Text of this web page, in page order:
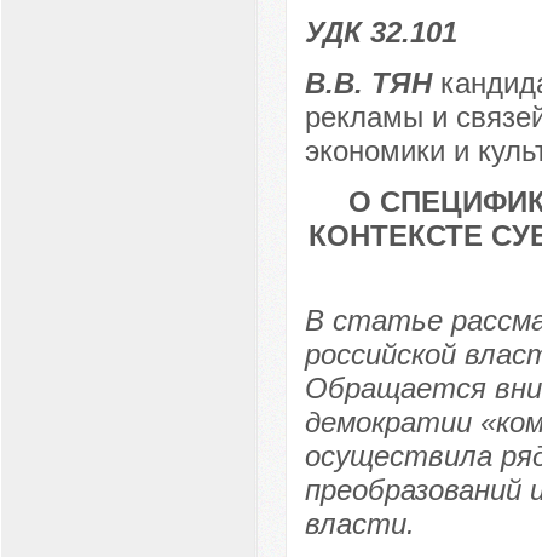
УДК 32.101
В.В. ТЯН
рекламы и
экономики и
О
КОНТЕКСТЕ
В статье
российской
Обращается
демократии
осуществила
преобразований
власти.